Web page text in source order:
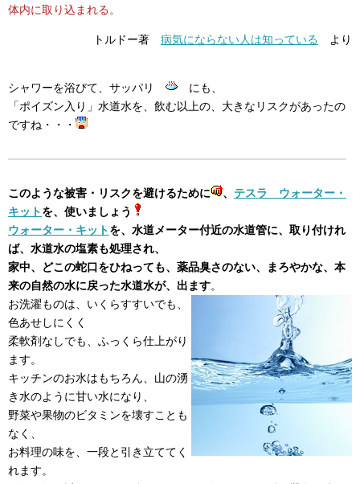
体内に取り込まれる。
トルドー著 病気にならない人は知っている より
シャワーを浴びて、サッパリ
にも、
「ポイズン入り」水道水を、飲む以上の、大きなリスクがあったの
ですね・・・
このような被害・リスクを避けるために 、 テスラ ウォーター・
キットを、使いましょう
ウォーター・キットを、水道メーター付近の水道管に、取り付けれ
ば、水道水の塩素も処理され、
家中、どこの蛇口をひねっても、薬品臭さのない、まろやかな、本
来の自然の水に戻った水道水が、出ます。
お洗濯ものは、いくらすすいでも、
色あせしにくく
柔軟剤なしでも、ふっくら仕上がり
ます。
キッチンのお水はもちろん、山の湧
き水のように甘い水になり、
野菜や果物のビタミンを壊すことも
なく、
お料理の味を、一段と引き立ててく
れます。